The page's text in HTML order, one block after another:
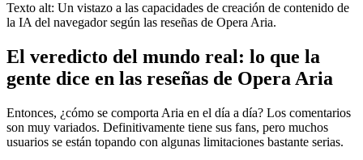
Texto alt: Un vistazo a las capacidades de creación de contenido de
la IA del navegador según las reseñas de Opera Aria.
El veredicto del mundo real: lo que la
gente dice en las reseñas de Opera Aria
Entonces, ¿cómo se comporta Aria en el día a día? Los comentarios
son muy variados. Definitivamente tiene sus fans, pero muchos
usuarios se están topando con algunas limitaciones bastante serias.